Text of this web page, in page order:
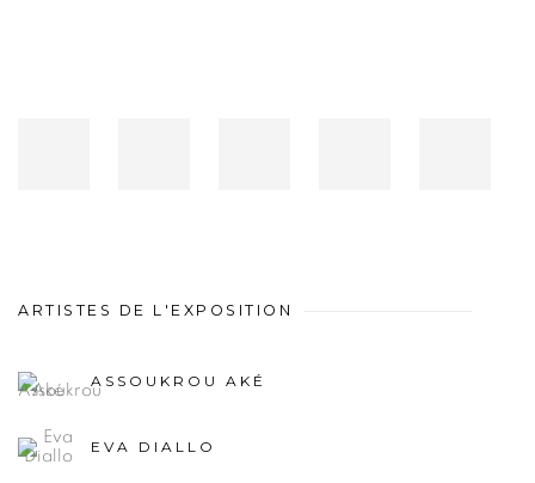
ARTISTES DE L'EXPOSITION
ASSOUKROU AKÉ
EVA DIALLO